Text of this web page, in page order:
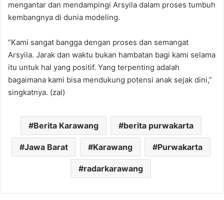
mengantar dan mendampingi Arsyila dalam proses tumbuh
kembangnya di dunia modeling.
“Kami sangat bangga dengan proses dan semangat
Arsyila. Jarak dan waktu bukan hambatan bagi kami selama
itu untuk hal yang positif. Yang terpenting adalah
bagaimana kami bisa mendukung potensi anak sejak dini,”
singkatnya. (zal)
Berita Karawang berita purwakarta
Jawa Barat Karawang Purwakarta
radarkarawang